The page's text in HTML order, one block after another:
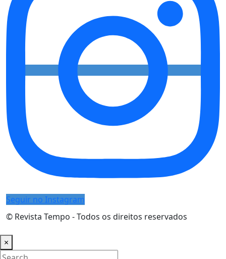
Seguir no Instagram
© Revista Tempo - Todos os direitos reservados
×